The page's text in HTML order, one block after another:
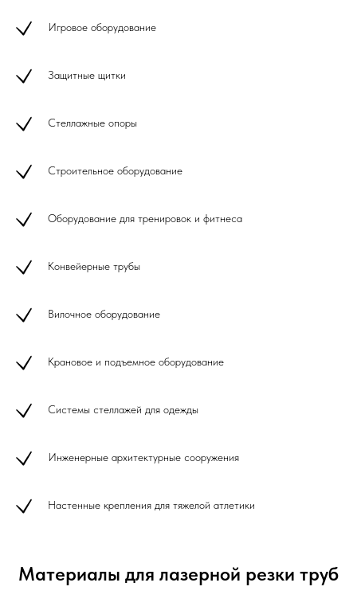
Игровое оборудование
Защитные щитки
Стеллажные опоры
Строительное оборудование
Оборудование для тренировок и фитнеса
Конвейерные трубы
Вилочное оборудование
Крановое и подъемное оборудование
Системы стеллажей для одежды
Инженерные архитектурные сооружения
Настенные крепления для тяжелой атлетики
Материалы для лазерной резки труб